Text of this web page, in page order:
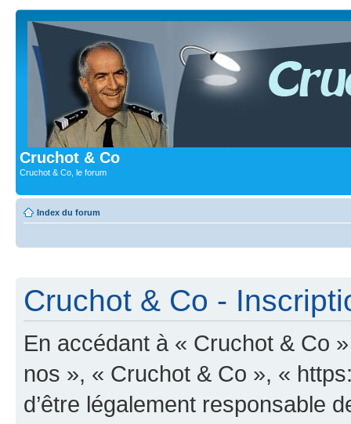
Cruchot & Co
Cruchot & Co, le forum
Index du forum
Cruchot & Co -
En accédant à « Cruchot & Co
nos », « Cruchot & Co », «
d’être légalement responsable